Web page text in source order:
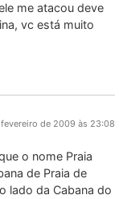
me atacou deve
vc está muito
de 2009 às 23:08
o nome Praia
de Praia de
lado da Cabana do